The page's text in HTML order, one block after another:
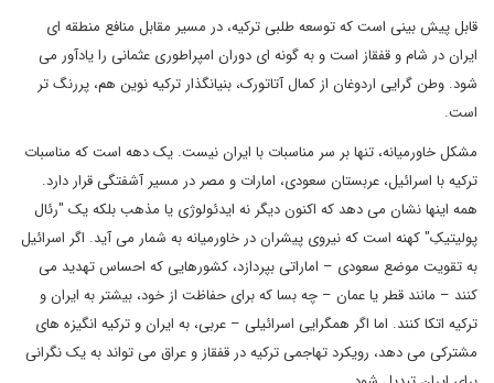
قابل پیش بینی است که توسعه طلبی ترکیه، در مسیر مقابل منافع منطقه ای
ایران در شام و قفقاز است و به گونه ای دوران امپراطوری عثمانی را یادآور می
شود. وطن گرایی اردوغان از کمال آتاتورک، بنیانگذار ترکیه نوین هم، پررنگ تر
است.
مشکل خاورمیانه، تنها بر سر مناسبات با ایران نیست. یک دهه است که مناسبات
ترکیه با اسرائیل، عربستان سعودی، امارات و مصر در مسیر آشفتگی قرار دارد.
همه اینها نشان می دهد که اکنون دیگر نه ایدئولوژی یا مذهب بلکه یک "رئال
پولیتیکِ" کهنه است که نیروی پیشران در خاورمیانه به شمار می آید. اگر اسرائیل
به تقویت موضع سعودی – اماراتی بپردازد، کشورهایی که احساس تهدید می
کنند – مانند قطر یا عمان – چه بسا که برای حفاظت از خود، بیشتر به ایران و
ترکیه اتکا کنند. اما اگر همگرایی اسرائیلی – عربی، به ایران و ترکیه انگیزه های
مشترکی می دهد، رویکرد تهاجمی ترکیه در قفقاز و عراق می تواند به یک نگرانی